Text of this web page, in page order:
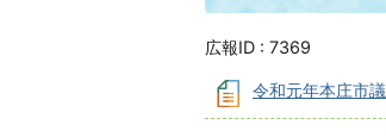
広報ID : 7369
令和元年本庄市